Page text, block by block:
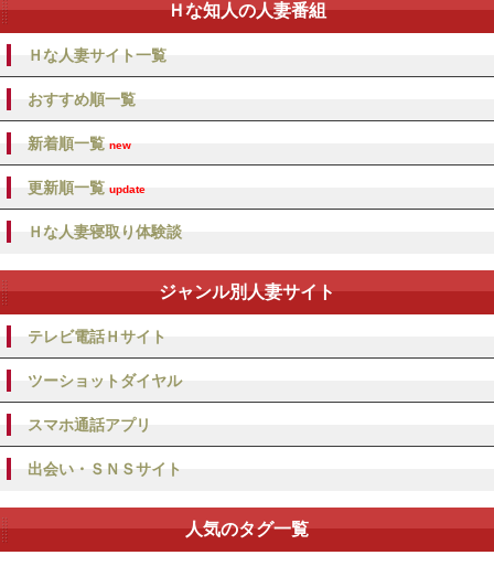
Ｈな知人の人妻番組
Ｈな人妻サイト一覧
おすすめ順一覧
新着順一覧 new
更新順一覧 update
Ｈな人妻寝取り体験談
ジャンル別人妻サイト
テレビ電話Ｈサイト
ツーショットダイヤル
スマホ通話アプリ
出会い・ＳＮＳサイト
人気のタグ一覧